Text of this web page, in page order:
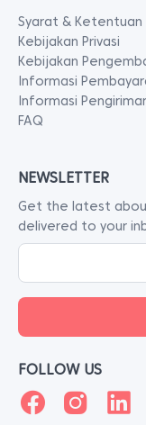
Syarat & Ketentuan
Kebijakan Privasi
Kebijakan
Informasi
Informasi
FAQ
NEWSLETTER
Get the latest
delivered to your
FOLLOW US